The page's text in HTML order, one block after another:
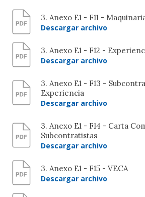
3. Anexo E1 - F11 -
Descargar archivo
3. Anexo E1 - F12 -
Descargar archivo
3. Anexo E1 - F13 -
Experiencia
Descargar archivo
3. Anexo E1 - F14 - Carta
Subcontratistas
Descargar archivo
3. Anexo E1 - F15 - VECA
Descargar archivo